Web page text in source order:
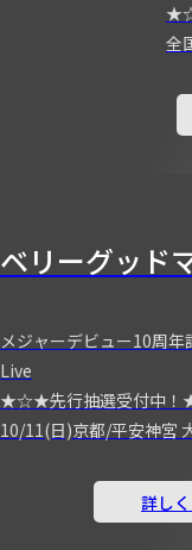
全
ベリーグッド
メジャーデビュー10周
Live
★☆★先行抽選受付中
10/11(日)京都/平安神宮
詳し